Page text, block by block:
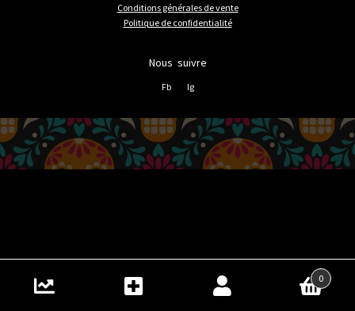
Conditions générales de vente
Politique de confidentialité
0
Fb Ig
Nous suivre